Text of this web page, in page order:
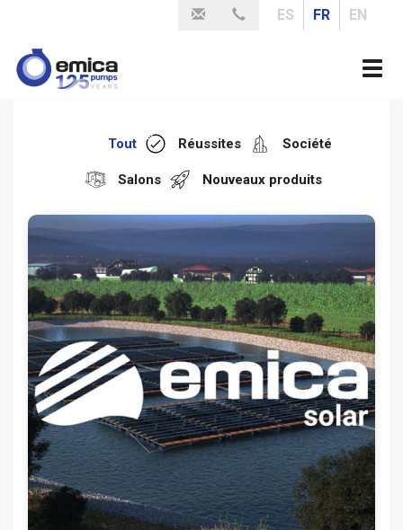
contenu
principal
ES FR EN
Tout Réussites Société
Salons Nouveaux produits